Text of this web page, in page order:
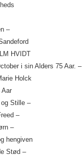
–
HVIDT
i sin Alders 75 Aar. –
Holck
Aar
Stille –
–
–
hengiven
Stød –